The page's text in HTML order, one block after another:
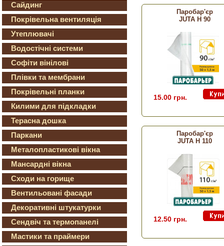
Сайдинг
Покрівельна вентиляція
Утеплювачі
Водостічні системи
Софіти вінілові
Плівки та мембрани
Покрівельні планки
Килими для підкладки
Терасна дошка
Паркани
Металопластикові вікна
Мансардні вікна
Сходи на горище
Вентильовані фасади
Декоративні штукатурки
Сендвіч та термопанелі
Мастики та праймери
Паробар'єр
JUTA Н 90
15.00 грн.
Паробар'єр
JUTA Н 110
12.50 грн.